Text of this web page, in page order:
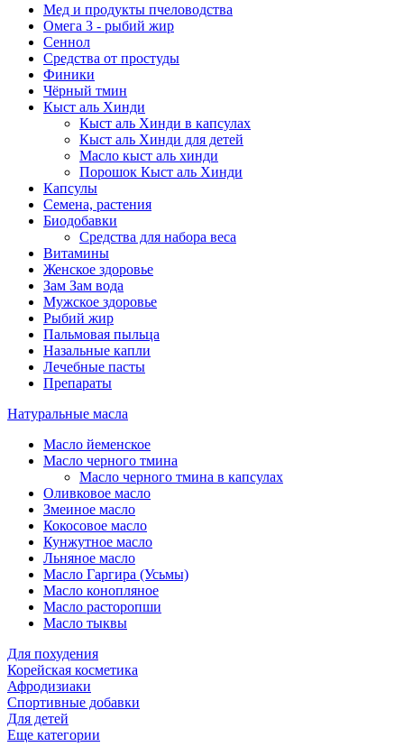
Мед и продукты пчеловодства
Омега 3 - рыбий жир
Сеннол
Средства от простуды
Финики
Чёрный тмин
Кыст аль Хинди
Кыст аль Хинди в капсулах
Кыст аль Хинди для детей
Масло кыст аль хинди
Порошок Кыст аль Хинди
Капсулы
Семена, растения
Биодобавки
Средства для набора веса
Витамины
Женское здоровье
Зам Зам вода
Мужское здоровье
Рыбий жир
Пальмовая пыльца
Назальные капли
Лечебные пасты
Препараты
Натуральные масла
Масло йеменское
Масло черного тмина
Масло черного тмина в капсулах
Оливковое масло
Змеиное масло
Кокосовое масло
Кунжутное масло
Льняное масло
Масло Гаргира (Усьмы)
Масло конопляное
Масло расторопши
Масло тыквы
Для похудения
Корейская косметика
Афродизиаки
Спортивные добавки
Для детей
Еще категории